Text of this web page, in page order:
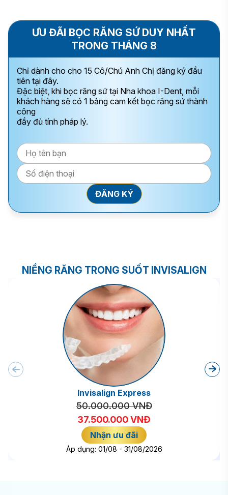
ƯU ĐÃI BỌC RĂNG SỨ DUY NHẤT
TRONG THÁNG 8
Chỉ dành cho cho 15 Cô/Chú Anh Chị đăng ký đầu
tiên tại đây.
Đặc biệt, khi bọc răng sứ tại Nha khoa I-Dent, mỗi
khách hàng sẽ có 1 bảng cam kết bọc răng sứ thành
công
đầy đủ tính pháp lý.
NIỀNG RĂNG TRONG SUỐT INVISALIGN
Invisalign Express
50.000.000 VNĐ
37.500.000 VNĐ
Nhận ưu đãi
Áp dụng: 01/08 - 31/08/2026